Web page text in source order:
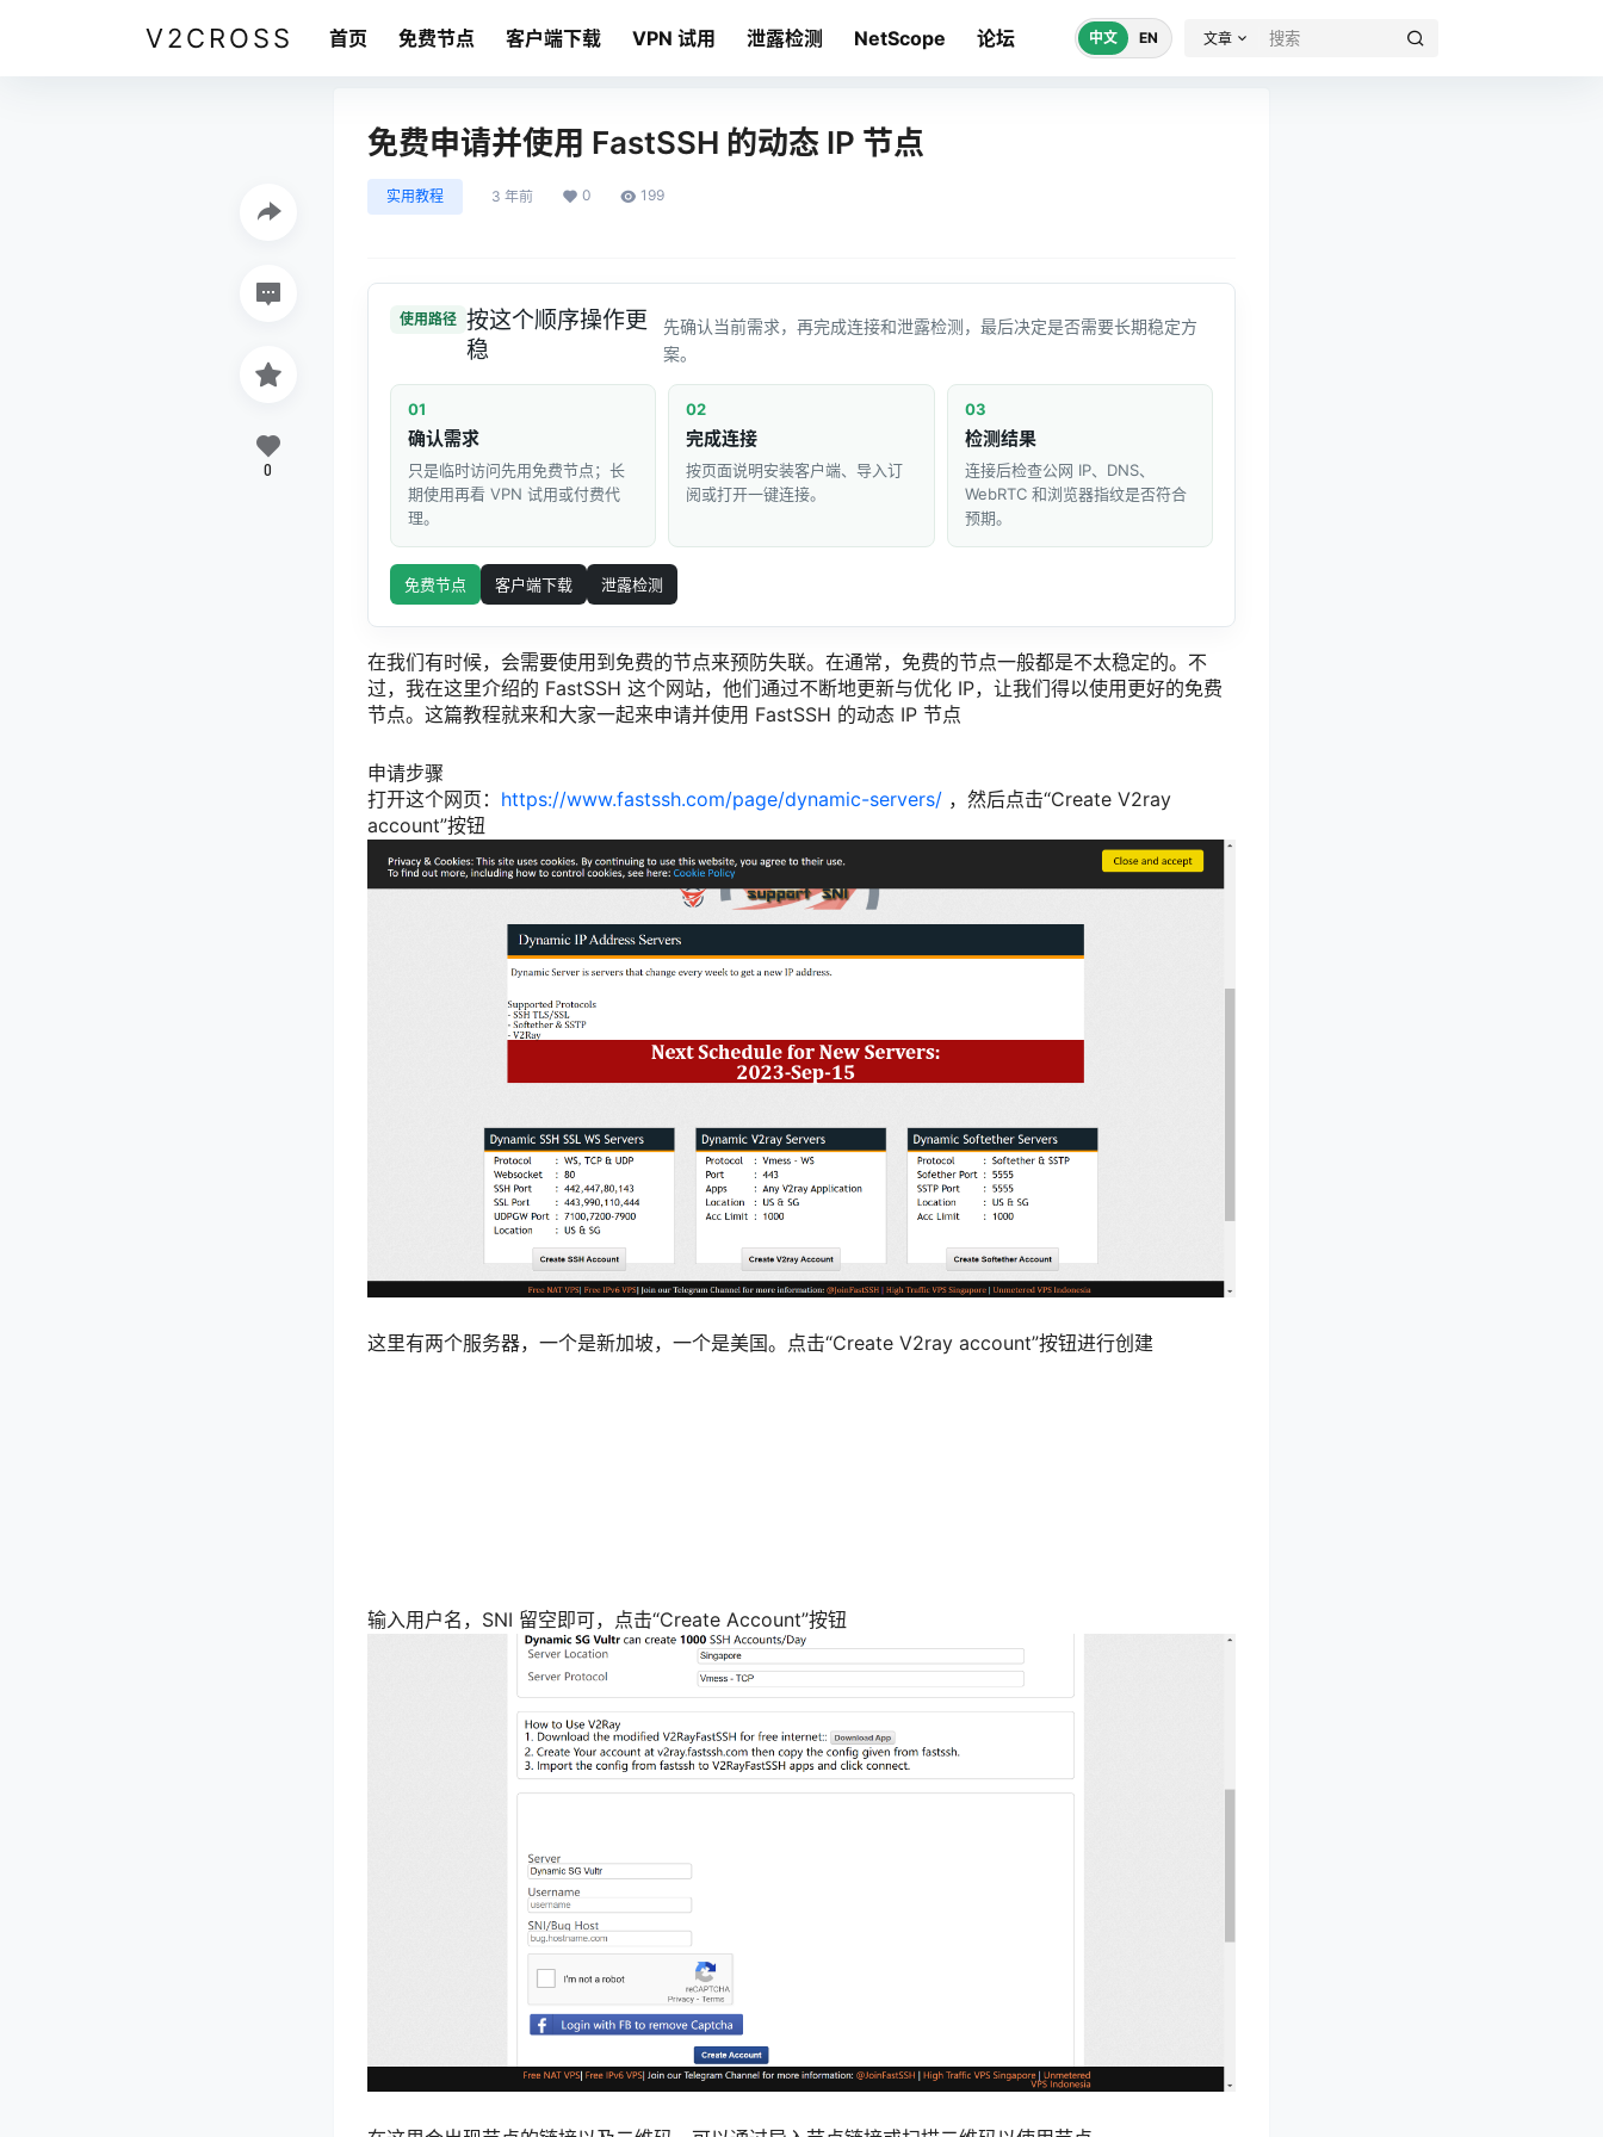
V2CROSS 首页 免费节点 客户端下载 VPN 试用 泄露检测 NetScope 论坛 中文 EN 文章
免费申请并使用 FastSSH 的动态 IP 节点
实用教程 3 年前 0 199
使用路径 按这个顺序操作更
稳
先确认当前需求，再完成连接和泄露检测，最后决定是否需要长期稳定方
案。
01
确认需求
只是临时访问先用免费节点；长
期使用再看 VPN 试用或付费代
理。
02
完成连接
按页面说明安装客户端、导入订
阅或打开一键连接。
03
检测结果
连接后检查公网 IP、DNS、
WebRTC 和浏览器指纹是否符合
预期。
免费节点 客户端下载 泄露检测
在我们有时候，会需要使用到免费的节点来预防失联。在通常，免费的节点一般都是不太稳定的。不
过，我在这里介绍的 FastSSH 这个网站，他们通过不断地更新与优化 IP，让我们得以使用更好的免费
节点。这篇教程就来和大家一起来申请并使用 FastSSH 的动态 IP 节点
申请步骤
打开这个网页： https://www.fastssh.com/page/dynamic-servers/ ，然后点击“Create V2ray
account”按钮
这里有两个服务器，一个是新加坡，一个是美国。点击“Create V2ray account”按钮进行创建
输入用户名，SNI 留空即可，点击“Create Account”按钮
0